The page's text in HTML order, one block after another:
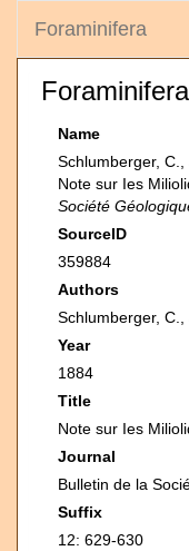
Foraminifera
Name
Schlumberger,
Note sur Ies
Société
SourceID
359884
Authors
Schlumberger,
Year
1884
Title
Note sur Ies
Journal
Bulletin de la
Suffix
12: 629-630